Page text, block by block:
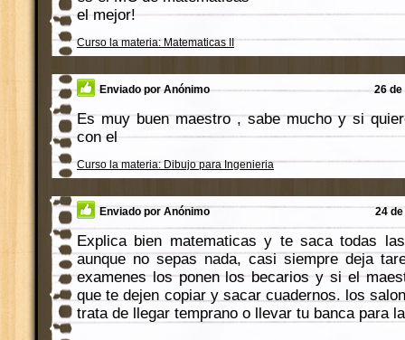
el mejor!
Curso la materia: Matematicas II
Enviado por Anónimo 26 de
Es muy buen maestro , sabe mucho y si
con el
Curso la materia: Dibujo para Ingenieria
Enviado por Anónimo 24
Explica bien matematicas y te saca todas
aunque no sepas nada, casi siempre deja
examenes los ponen los becarios y si el
que te dejen copiar y sacar cuadernos. los
trata de llegar temprano o llevar tu banca para